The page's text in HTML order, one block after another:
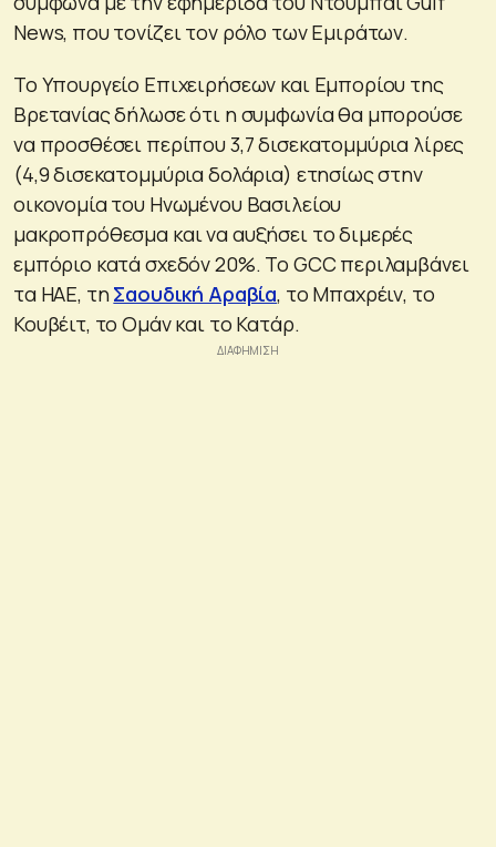
News, που τονίζει τον ρόλο των Εμιράτων.
Το Υπουργείο Επιχειρήσεων και Εμπορίου της
Βρετανίας δήλωσε ότι η συμφωνία θα μπορούσε
να προσθέσει περίπου 3,7 δισεκατομμύρια λίρες
(4,9 δισεκατομμύρια δολάρια) ετησίως στην
οικονομία του Ηνωμένου Βασιλείου
μακροπρόθεσμα και να αυξήσει το διμερές
εμπόριο κατά σχεδόν 20%. Το GCC περιλαμβάνει
τα ΗΑΕ, τηΣαουδική Αραβία, το Μπαχρέιν, το
Κουβέιτ, το Ομάν και το Κατάρ.